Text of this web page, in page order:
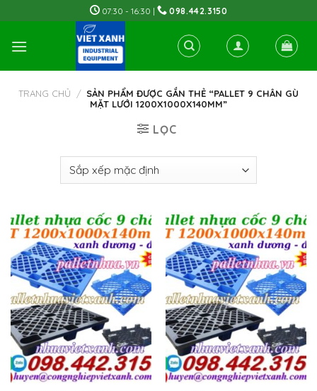
to
content
07:30 - 16:30 | 098.442.3150
TRANG CHỦ / SẢN PHẨM ĐƯỢC GẮN THẺ “PALLET 9 CHÂN GÙ
MẶT LƯỚI 1200X1000X140MM”
LỌC